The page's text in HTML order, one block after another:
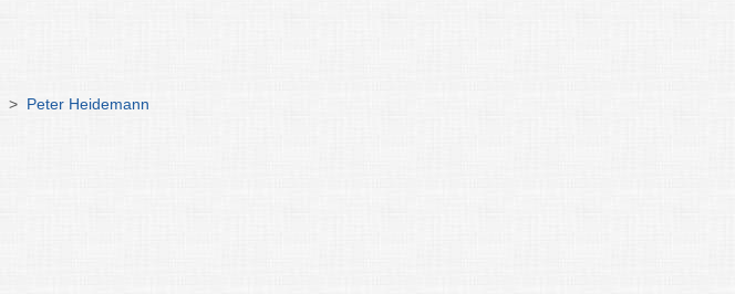
> Peter Heidemann